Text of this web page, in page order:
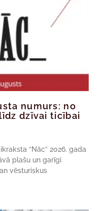
numurs: no
dzīvai ticībai
“Nāc” 2026. gada
plašu un garīgi
vēsturiskus